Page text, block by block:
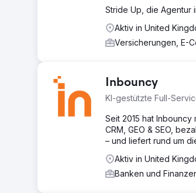
Stride Up, die Agentur
Aktiv in United
Versicherungen, E-
Inbouncy
KI-gestützte Full-
Seit 2015 hat
CRM, GEO & SEO,
– und liefert rund um
Aktiv in United
Banken und